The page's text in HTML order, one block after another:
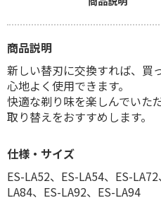
商品説明
新しい替刃に交換すれば、買
心地よく使用できます。
快適な剃り味を楽しんでいた
取り替えをおすすめします。
仕様・サイズ
ES-LA52、ES-LA54、ES-
LA84、ES-LA92、ES-LA94